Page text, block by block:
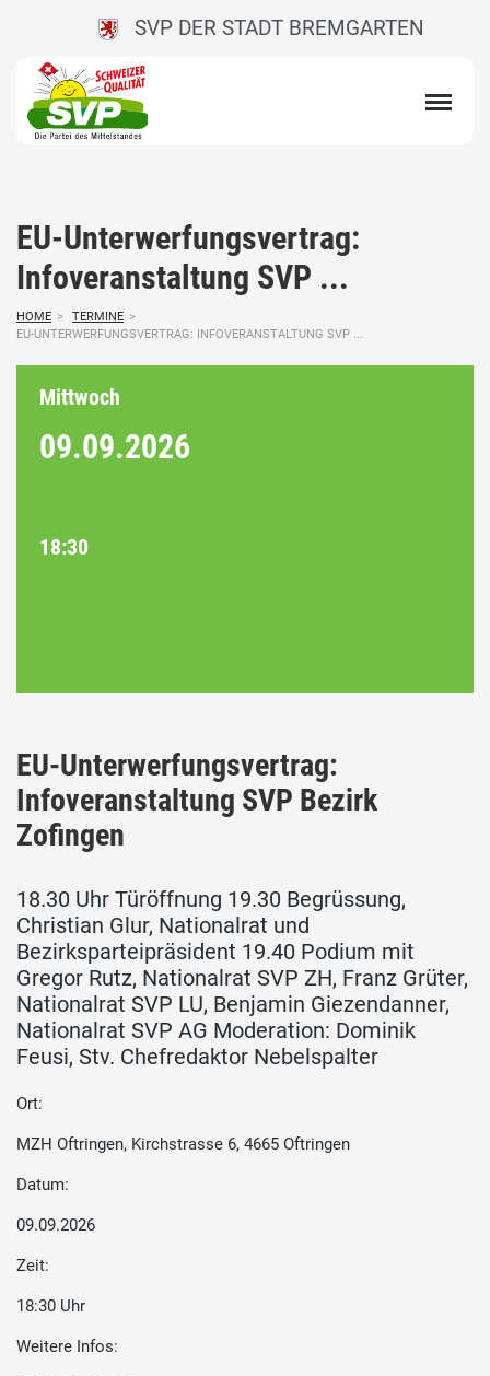
SVP DER STADT BREMGARTEN
EU-Unterwerfungsvertrag:
Infoveranstaltung SVP ...
HOME > TERMINE >
EU-UNTERWERFUNGSVERTRAG: INFOVERANSTALTUNG SVP ...
Mittwoch
09.09.2026
18:30
EU-Unterwerfungsvertrag:
Infoveranstaltung SVP Bezirk
Zofingen
18.30 Uhr Türöffnung 19.30 Begrüssung,
Christian Glur, Nationalrat und
Bezirksparteipräsident 19.40 Podium mit
Gregor Rutz, Nationalrat SVP ZH, Franz Grüter,
Nationalrat SVP LU, Benjamin Giezendanner,
Nationalrat SVP AG Moderation: Dominik
Feusi, Stv. Chefredaktor Nebelspalter
Ort:
MZH Oftringen, Kirchstrasse 6, 4665 Oftringen
Datum:
09.09.2026
Zeit:
18:30 Uhr
Weitere Infos: